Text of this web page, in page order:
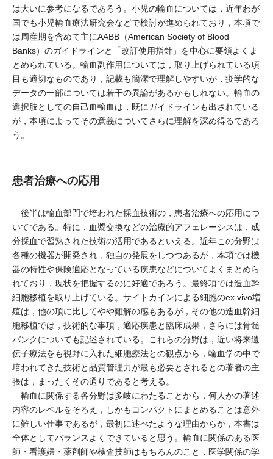
は大いに参考になるであろう。小児の輸血については，近年わが
国でも小児輸血療法研究会などで検討が進められており，本項で
は周産期を含めて主にAABB（American Society of Blood
Banks）のガイドラインと「改訂使用指針」を中心に要領よくま
とめられている。輸血副作用については，取り上げられている項
目も適切なものであり，記載も簡潔で理解しやすいが，疫学的な
データの一部については若干の異論があるかもしれない。輸血の
選択肢としての自己血輸血は，既にガイドラインも出されている
が，本項によってその意義についてさらに理解を深め得るであろ
う。
患者治療への応用
後半は輸血部門で培われた採血技術の，患者治療への応用につ
いてである。特に，血漿交換などの治療的アフェレーシスは，成
分採血で習熟された技術の活用であるといえる。近年この分野は
各種の機器が開発され，独自の発展をしつつあるが，本項では機
器の特性や保険適応となっている疾患などについてよくまとめら
れており，現状を把握するのに好適であろう。最終項では造血幹
細胞移植を取り上げている。サイトカインによる細胞のex vivo増
殖は，他の項に比してやや難解の感もあるが，その他の造血幹細
胞移植では，技術的な事項，適応疾患と臨床成果，さらには骨髄
バンクについても記述されている。これらの分野は，近い将来遺
伝子療法をも視野に入れた細胞療法との観点から，輸血学の中で
培われてきた技術と品質管理力が最も必要とされるとの著者の主
張は，まったくその通りであると考える。
輸血に関係する各分野は多岐にわたることから，何人かの著述
内容のレベルをそろえ，しかもコンパクトにまとめることは意外
に難しい仕事であるが，最初に述べたような理由からか，本書は
全体としてバランスよくできていると思う。輸血に関係のある医
師・看護婦・薬剤師や検査技師はもちろんのこと，医学関係の学